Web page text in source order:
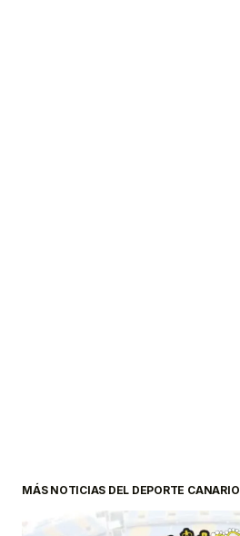
MÁS NOTICIAS DEL DEPORTE CANARIO